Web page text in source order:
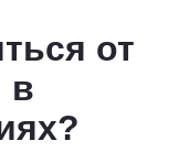
от
в